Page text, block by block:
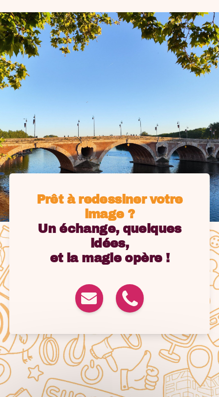
Prêt à redessiner votre
image ?
Un échange, quelques
idées,
et la magie opère !